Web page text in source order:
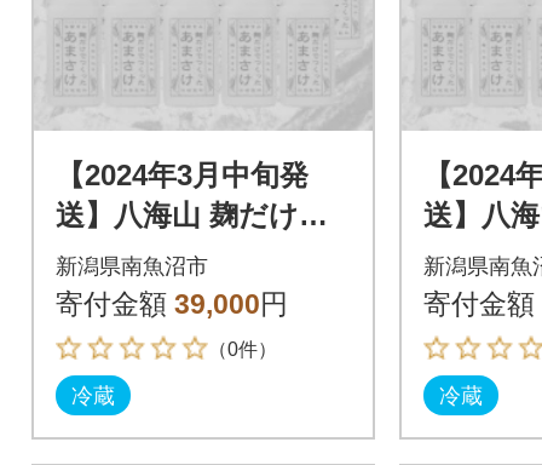
【2024年3月中旬発
送】八海山 麹だけで
つくったあまさけ(41
0g×20本)
新潟県南魚沼市
寄付金額 39,000円
（0件）
冷蔵
【2024
送】八
つくっ
0g×20本
新潟県南魚
寄付金額
冷蔵